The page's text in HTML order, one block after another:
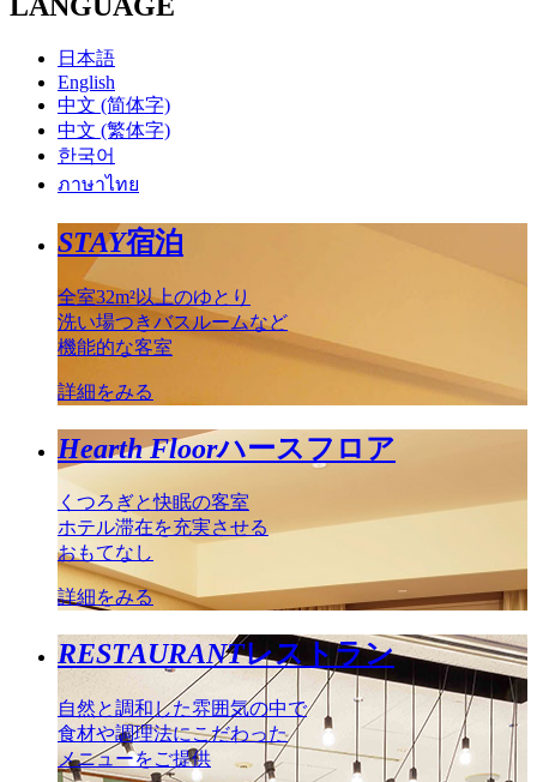
日本語
English
中文 (简体字)
中文 (繁体字)
한국어
ภาษาไทย
STAY宿泊
全室32m²以上のゆとり
洗い場つきバスルームなど
機能的な客室
詳細をみる
Hearth Floorハースフロア
くつろぎと快眠の客室
ホテル滞在を充実させる
おもてなし
詳細をみる
RESTAURANTレストラン
自然と調和した雰囲気の中で
食材や調理法にこだわった
メニューをご提供